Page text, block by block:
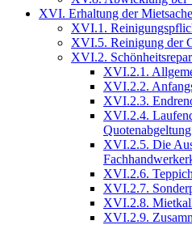
XVI. Erhaltung der Mietsache
XVI.1.
XVI.5. Reinigung der
XVI.2.
XVI.2.1.
XVI.2.2.
XVI.2.3.
XVI.2.4.
Quotenabgeltung
XVI.2.5. Die
XVI.2.6.
XVI.2.7.
XVI.2.8.
XVI.2.9.